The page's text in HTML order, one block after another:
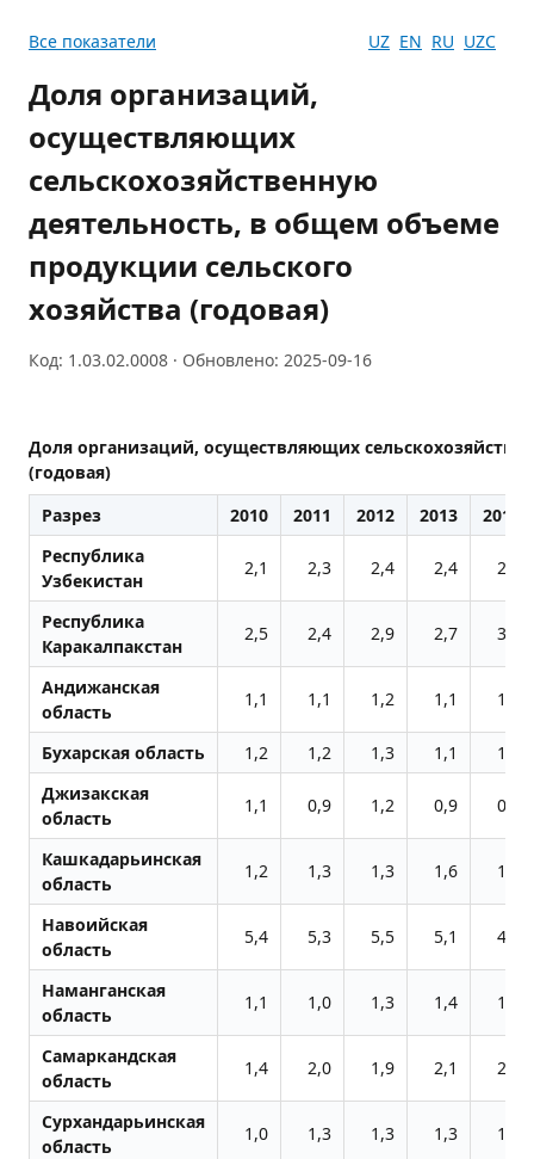
Все показатели UZ EN RU UZC
Доля организаций,
осуществляющих
сельскохозяйственную
деятельность, в общем объеме
продукции сельского
хозяйства (годовая)
Код: 1.03.02.0008 · Обновлено: 2025-09-16
Доля организаций, осуществляющих
(годовая)
Разрез
2010 2011 2012 2013
2014
Республика
Узбекистан
2,1 2,3 2,4 2,4 2,4
Республика
Каракалпакстан
2,5 2,4 2,9 2,7 3,7
Андижанская
область
1,1 1,1 1,2 1,1 1,1
Бухарская область 1,2 1,2 1,3 1,1
1,1
Джизакская
область
1,1 0,9 1,2 0,9 0,9
Кашкадарьинская
область
1,2 1,3 1,3 1,6 1,3
Навоийская
область
5,4 5,3 5,5 5,1 4,8
Наманганская
область
1,1 1,0 1,3 1,4 1,3
Самаркандская
область
1,4 2,0 1,9 2,1 2,9
Сурхандарьинская
область
1,0 1,3 1,3 1,3 1,1